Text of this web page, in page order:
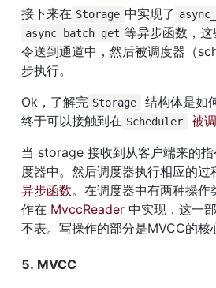
接下来在 Storage 中实现了
async_batch_get 等异步函数，
令送到通道中，然后被调度器（
步执行。
Ok，了解完 Storage
结构体是如
终于可以接触到在 Scheduler 被
当 storage 接收到从客户端来的
度器中。然后调度器执行相应的过
异步函数。在调度器中有两种操
作在 MvccReader 中实现，这一
不表。写操作的部分是MVCC的核
5. MVCC